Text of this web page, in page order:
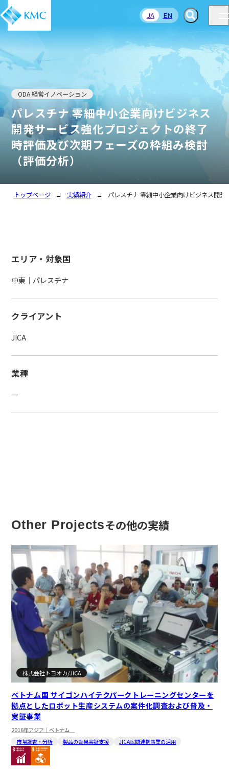
JA EN
ODA 経営イノベーション
パレスチナ 零細中小企業向けビジネス
開発サービス強化プロジェクトの終了
時評価及び次期フェーズの枠組み検討
（評価分析）
トップページ 実績紹介 パレスチナ 零細中小企業向けビジネス開
エリア・対象国
中東｜パレスチナ
クライアント
JICA
業種
ー
Other Projectsその他の実績
株式会社トヨオカ/JICA
ベトナム国 サイゴンハイテクパークトレーニングセンターを
拠点としたロボット生産システムの案件化調査および普及・
実証事業
2016年アジア｜ベトナム
市場調査・分析
製品の効果実証支援 JICA民間連携事業の活用